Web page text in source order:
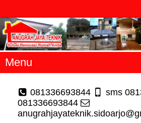
Menu
081336693844
sms
081336693844